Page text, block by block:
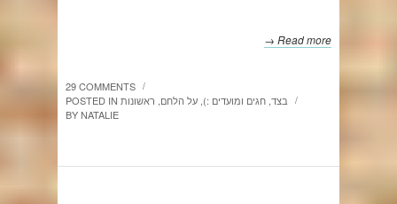
Read more →
29 COMMENTS /
POSTED IN בצד חגים ומועדים :) על הלחם ראשונות /
BYNATALIE